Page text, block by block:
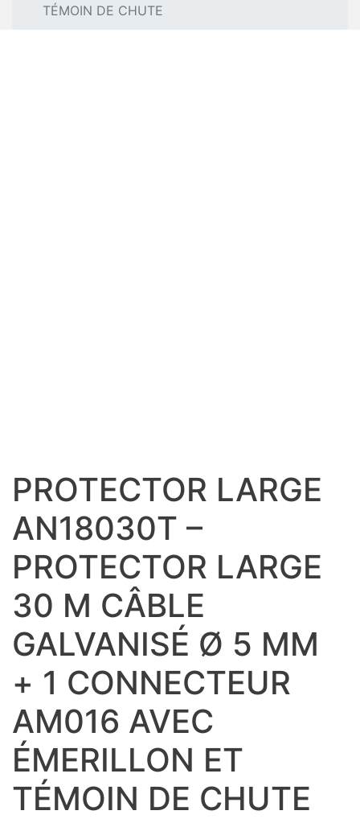
TÉMOIN DE CHUTE
PROTECTOR LARGE
AN18030T –
PROTECTOR LARGE
30 M CÂBLE
GALVANISÉ Ø 5 MM
+ 1 CONNECTEUR
AM016 AVEC
ÉMERILLON ET
TÉMOIN DE CHUTE